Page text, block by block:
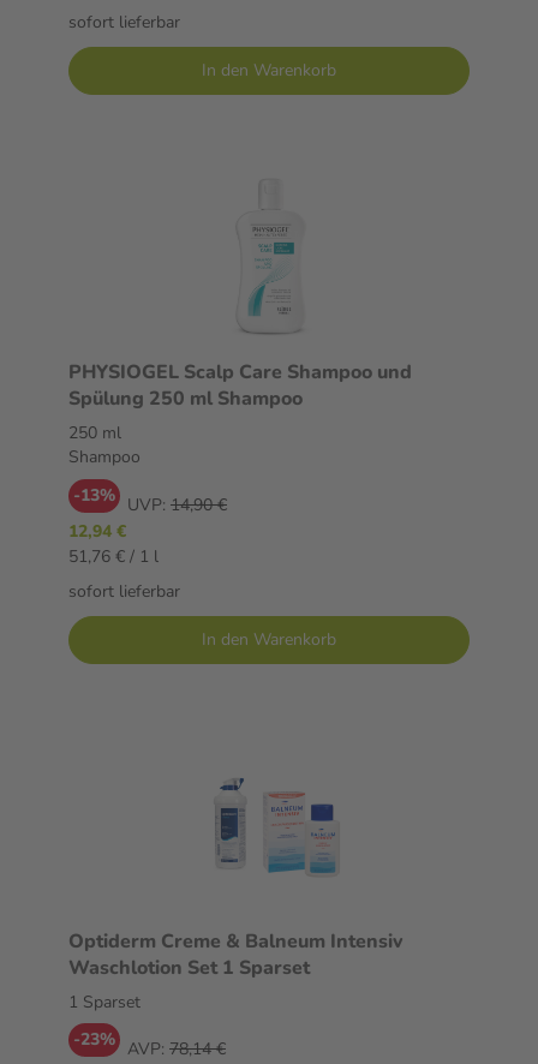
sofort lieferbar
In den Warenkorb
PHYSIOGEL Scalp Care Shampoo und
Spülung 250 ml Shampoo
250 ml
Shampoo
-13% UVP: 14,90 €
12,94 €
51,76 € / 1 l
sofort lieferbar
In den Warenkorb
Optiderm Creme & Balneum Intensiv
Waschlotion Set 1 Sparset
1 Sparset
-23% AVP: 78,14 €